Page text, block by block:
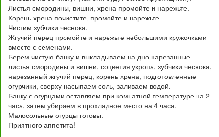
Листья смородины, вишни, хрена промойте и нарежьте.
Корень хрена почистите, промойте и нарежьте.
Чистим зубчики чеснока.
Жгучий перец промойте и нарежьте небольшими кружочками
вместе с семенами.
Берем чистую банку и выкладываем на дно нарезанные
листья смородины и вишни, соцветия укропа, зубчики чеснока,
нарезанный жгучий перец, корень хрена, подготовленные
огурчики, сверху насыпаем соль, заливаем водой.
Банку с огурцами оставляем при комнатной температуре на 2
часа, затем убираем в прохладное место на 4 часа.
Малосольные огурцы готовы.
Приятного аппетита!